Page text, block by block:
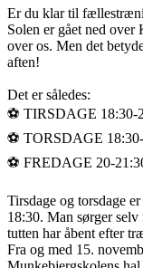
Er du klar til
Solen er gået ned
over os. Men det
aften!
Det er således:
⚽️ TIRSDAGE 18:30-
⚽️ TORSDAGE
⚽️ FREDAGE 20-
Tirsdage og torsdage
18:30. Man sørger
tutten har åbent efter
Fra og med 15.